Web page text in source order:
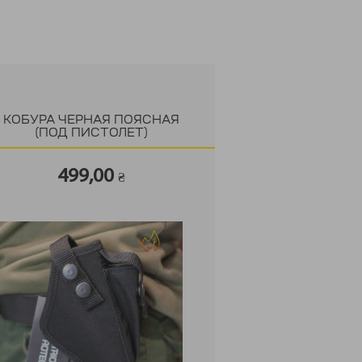
КОБУРА ЧЕРНАЯ ПОЯСНАЯ
(ПОД ПИСТОЛЕТ)
499,00 ₴